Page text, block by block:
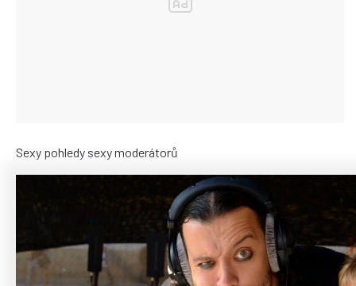
Sexy pohledy sexy moderátorů